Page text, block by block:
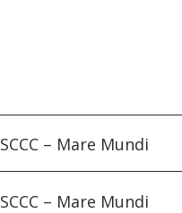
SCCC – Mare Mundi
SCCC – Mare Mundi